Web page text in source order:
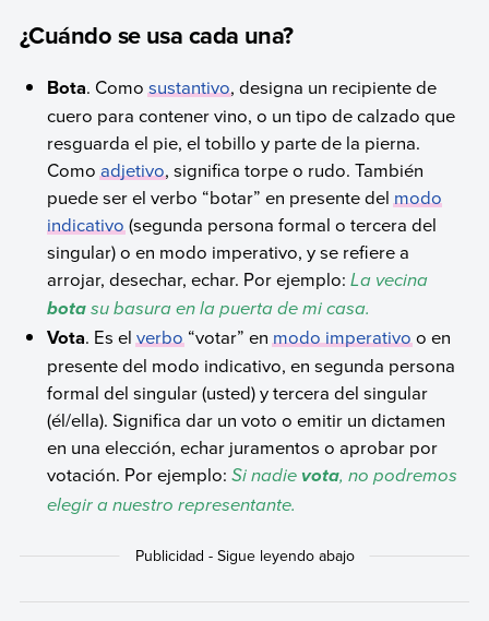
¿Cuándo se usa cada una?
Bota. Comosustantivo, designa un recipiente de
cuero para contener vino, o un tipo de calzado que
resguarda el pie, el tobillo y parte de la pierna.
Comoadjetivo, significa torpe o rudo. También
puede ser el verbo “botar” en presente delmodo
indicativo(segunda persona formal o tercera del
singular) o en modo imperativo, y se refiere a
arrojar, desechar, echar. Por ejemplo:La vecina
bota su basura en la puerta de mi casa.
Vota. Es elverbo“votar” enmodo imperativoo en
presente del modo indicativo, en segunda persona
formal del singular (usted) y tercera del singular
(él/ella). Significa dar un voto o emitir un dictamen
en una elección, echar juramentos o aprobar por
votación. Por ejemplo:Si nadievota, no podremos
elegir a nuestro representante.